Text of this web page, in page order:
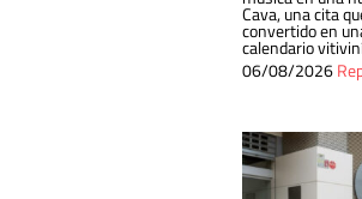
Cava, una cita
convertido en
calendario
06/08/2026